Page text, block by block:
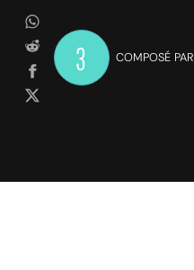
3 COMPOSÉ PAR